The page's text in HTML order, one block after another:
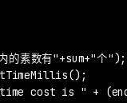
数有"+sum+"个");
cost is " +